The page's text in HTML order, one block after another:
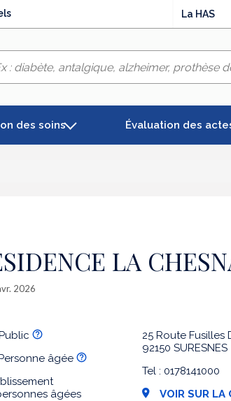
La HAS
des soins Évaluation des
LA
2026
âgée
âgées
25 Route Fusilles
92150 SURESNES
Tel : 0178141000
VOIR SUR LA